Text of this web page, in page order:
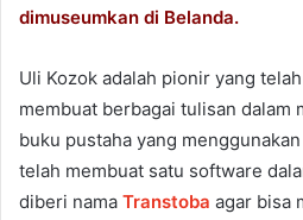
t
e
r
dimuseumkan di Belanda.
Uli Kozok adalah pionir yang
membuat berbagai tulisan dalam
buku pustaha yang
telah membuat satu software
diberi nama Transtoba agar bisa